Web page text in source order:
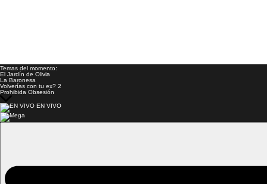
Temas del momento:
El Jardín de Olivia
La Baronesa
Volverías con tu ex? 2
Prohibida Obsesión
EN VIVO